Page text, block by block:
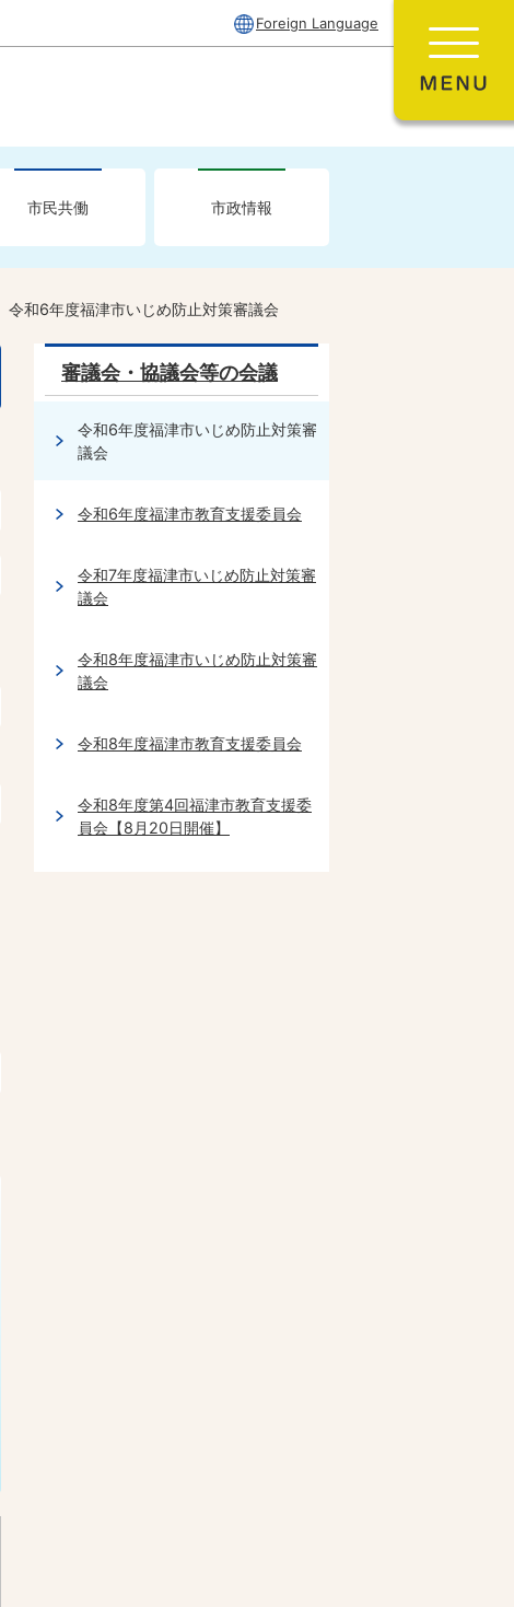
Foreign Language
市民共働 市政情報
令和6年度福津市いじめ防止対策審議会
審議会・協議会等の会議
令和6年度福津市いじめ防止対策審
議会
令和6年度福津市教育支援委員会
令和7年度福津市いじめ防止対策審
議会
令和8年度福津市いじめ防止対策審
議会
令和8年度福津市教育支援委員会
令和8年度第4回福津市教育支援委
員会【8月20日開催】